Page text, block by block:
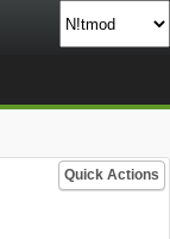
Quick Actions